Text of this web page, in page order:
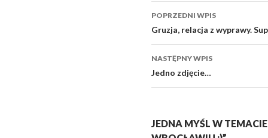
Zobacz
wpisy
POPRZEDNI WPIS
Gruzja, relacja z wyprawy.
NASTĘPNY WPIS
Jedno zdjęcie…
JEDNA MYŚL W